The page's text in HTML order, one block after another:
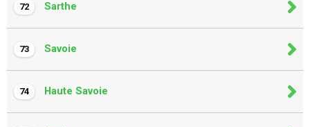
72 Sarthe
73 Savoie
74 Haute Savoie